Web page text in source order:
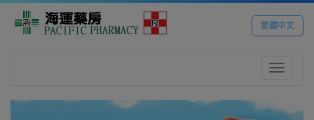
繁體中文
Toggle